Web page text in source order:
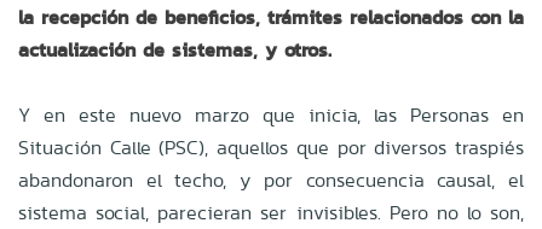
la recepción de beneficios, trámites relacionados con la
actualización de sistemas, y otros.
Y en este nuevo marzo que inicia, las Personas en
Situación Calle (PSC), aquellos que por diversos traspiés
abandonaron el techo, y por consecuencia causal, el
sistema social, parecieran ser invisibles. Pero no lo son,